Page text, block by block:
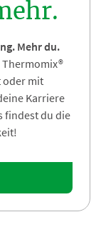
Mehr du.
oder mit
Karriere
findest du die